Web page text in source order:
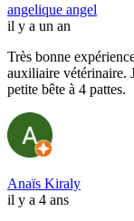
angelique angel
il y a un an
Très bonne
auxiliaire vétérinaire.
petite bête à 4 pattes.
Anaïs Kiraly
il y a 4 ans